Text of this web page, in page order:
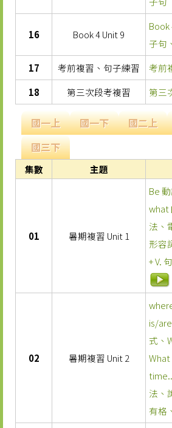
16 Book 4 Unit 9
Book
子句
17 考前複習、句子練習 考前
18
第三次段考複習 第三
國一上 國一下 國二上
國三下
集數 主題
01 暑期複習 Unit 1
Be
what
法、
形容
+ V.
02 暑期複習 Unit 2
is/
式、
法、
有格